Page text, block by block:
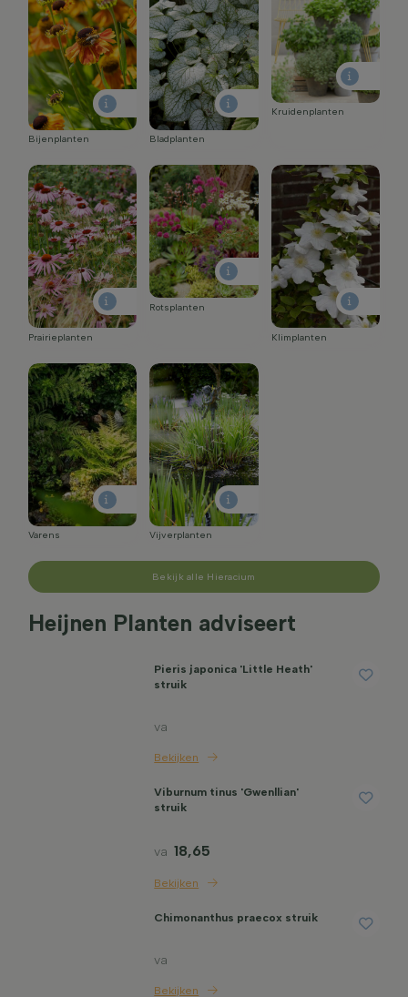
Bijenplanten Bladplanten
Kruidenplanten
Prairieplanten
Rotsplanten
Klimplanten
Varens Vijverplanten
Bekijk alle Hieracium
Heijnen Planten adviseert
Pieris japonica 'Little Heath'
struik
va
Bekijken
Viburnum tinus 'Gwenllian'
struik
va 18,65
Bekijken
Chimonanthus praecox struik
va
Bekijken